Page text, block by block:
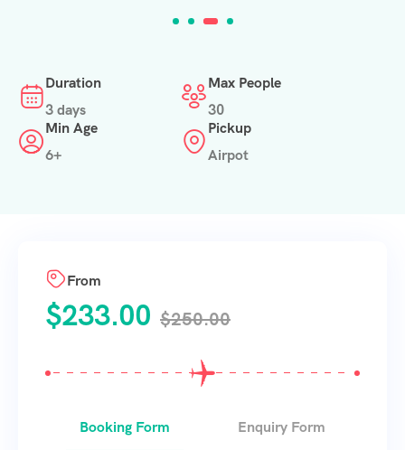
Duration
3 days
Max People
30
Min Age
6+
Pickup
Airpot
From
$233.00 $250.00
Booking Form Enquiry Form